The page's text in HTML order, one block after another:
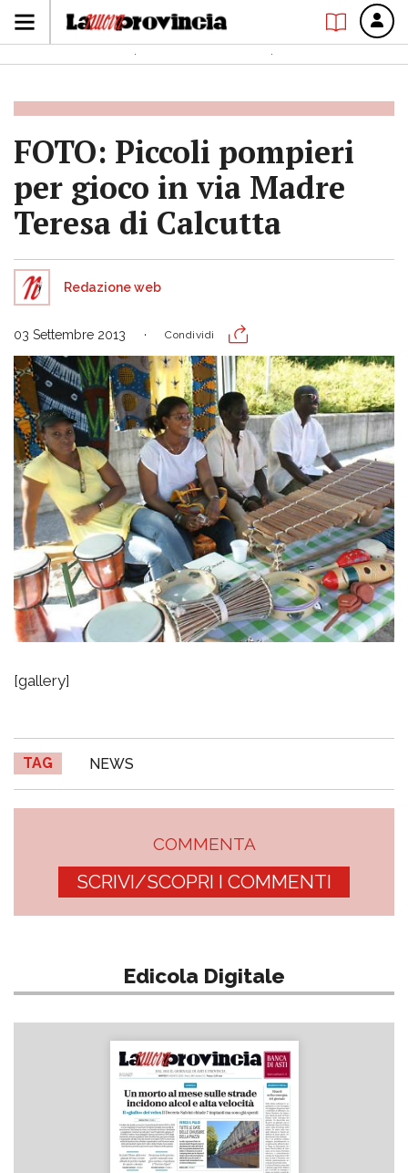
FOTO: Piccoli pompieri
per gioco in via Madre
Teresa di Calcutta
Redazione web
03 Settembre 2013 Condividi
[gallery]
TAG NEWS
COMMENTA
SCRIVI/SCOPRI I COMMENTI
Edicola Digitale